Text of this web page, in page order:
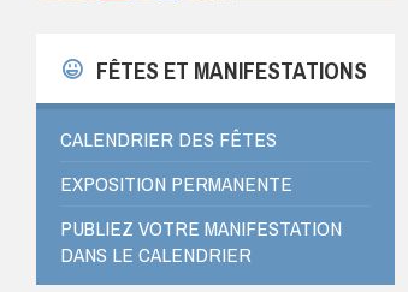
FÊTES ET MANIFESTATIONS
CALENDRIER DES FÊTES
EXPOSITION PERMANENTE
PUBLIEZ VOTRE MANIFESTATION
DANS LE CALENDRIER